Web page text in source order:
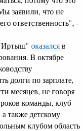
заявили, что не
ответственность", -
оказалсяв
В октябре
долги по зарплате,
месяцев, не говоря
команды, клуб
также детскому
клубом область